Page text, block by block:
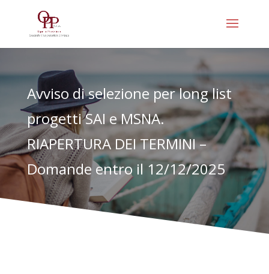
Avviso di selezione per long list
progetti SAI e MSNA.
RIAPERTURA DEI TERMINI –
Domande entro il 12/12/2025